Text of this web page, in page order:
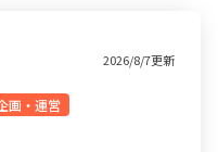
2026/8/7更新
画・運営